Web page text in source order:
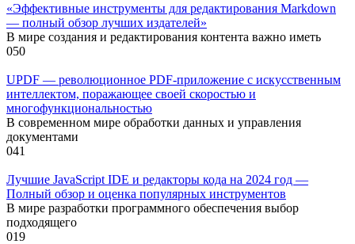
«Эффективные инструменты для редактирования Markdown
— полный обзор лучших издателей»
В мире создания и редактирования контента важно иметь
050
UPDF — революционное PDF-приложение с искусственным
интеллектом, поражающее своей скоростью и
многофункциональностью
В современном мире обработки данных и управления
документами
041
Лучшие JavaScript IDE и редакторы кода на 2024 год —
Полный обзор и оценка популярных инструментов
В мире разработки программного обеспечения выбор
подходящего
019